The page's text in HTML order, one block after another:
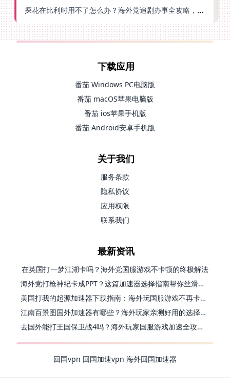
探花在比利时用不了怎么办？海外党追剧办事全攻略，选对加速器就够了
下载应用
番茄 Windows PC电脑版
番茄 macOS苹果电脑版
番茄 ios苹果手机版
番茄 Android安卓手机版
关于我们
服务条款
隐私协议
应用权限
联系我们
最新资讯
在英国打一梦江湖卡吗？海外党国服游戏不卡顿的终极解法
海外党打枪神纪卡成PPT？这篇加速器选择指南帮你丝滑上分
美国打我的起源加速器下载指南：海外玩国服游戏不再卡的终极方案
江南百景图国外加速器有哪些？海外玩家亲测好用的选择与避坑指南
去国外能打王国保卫战4吗？海外玩家国服游戏加速全攻略（附公主连结幻想江湖实测）
回国vpn 回国加速vpn 海外回国加速器